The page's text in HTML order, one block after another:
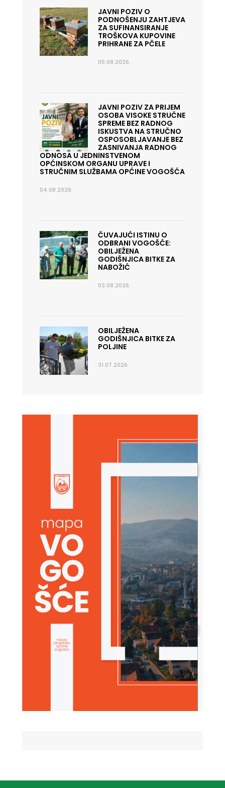
JAVNI POZIV O
PODNOŠENJU ZAHTJEVA
ZA SUFINANSIRANJE
TROŠKOVA KUPOVINE
PRIHRANE ZA PČELE
05.08.2026.
JAVNI POZIV ZA PRIJEM
OSOBA VISOKE STRUČNE
SPREME BEZ RADNOG
ISKUSTVA NA STRUČNO
OSPOSOBLJAVANJE BEZ
ZASNIVANJA RADNOG
ODNOSA U JEDNINSTVENOM
OPĆINSKOM ORGANU UPRAVE I
STRUČNIM SLUŽBAMA OPĆINE VOGOŠĆA
04.08.2026.
ČUVAJUĆI ISTINU O
ODBRANI VOGOŠĆE:
OBILJEŽENA
GODIŠNJICA BITKE ZA
NABOŽIĆ
03.08.2026.
OBILJEŽENA
GODIŠNJICA BITKE ZA
POLJINE
31.07.2026.